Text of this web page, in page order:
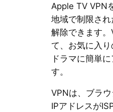
Apple TV VPN
地域で制限さ
解除できます
て、お気に入り
ドラマに簡単
す。
VPNは、ブラ
IPアドレスが